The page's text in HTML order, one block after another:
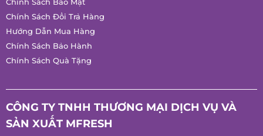
Chính Sách Giao Hàng
Chính Sách Bảo Mật
Chính Sách Đổi Trả Hàng
Hướng Dẫn Mua Hàng
Chính Sách Quà Tặng